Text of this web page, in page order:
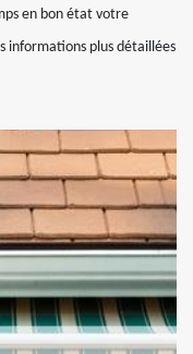
en bon état votre
informations plus détaillées